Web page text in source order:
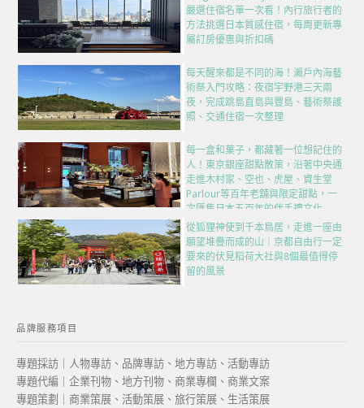
嚴選住宿名單一次看！內行旅行者的
方法挑選日本質感住宿，每周更新專
屬訂房優惠與折扣碼
每天醒來都是不同的海！瀨戶內海藝
術祭入門攻略：夜宿宇野港三天兩
夜，完成跳島直島與豐島、藝術祭護
照、交通住宿一次整理
每一盒和菓子，都藏著一位想記住的
人！東京銀座甜點散策，沿著中央通
走進木村家、空也、虎屋、資生堂
Parlour等百年老舖與限定甜點，一
次匯集日本五百年的伴手禮文化
從狐狸神使到千本鳥居，走進一座由
願望堆疊而成的山｜京都自由行一定
要來的伏見稻荷大社與8個最值得停
留的風景
品牌服務項目
專題採訪｜人物專訪、品牌專訪、地方專訪、活動專訪
專題代編｜企業刊物、地方刊物、商業專欄、商業文案
專題策劃｜商業策展、活動策展、旅行策展、生活策展